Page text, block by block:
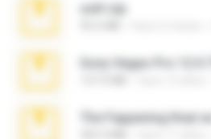
ouh!.zip
The Fappening final.rar